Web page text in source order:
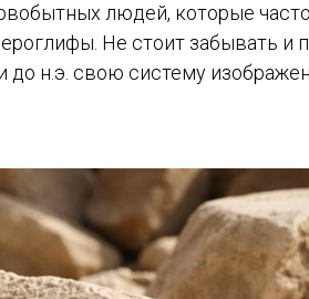
людей, которые
Не стоит забывать и
до н.э. свою систему